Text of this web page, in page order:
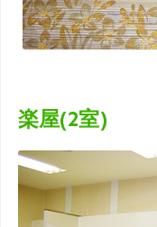
楽屋(2室)